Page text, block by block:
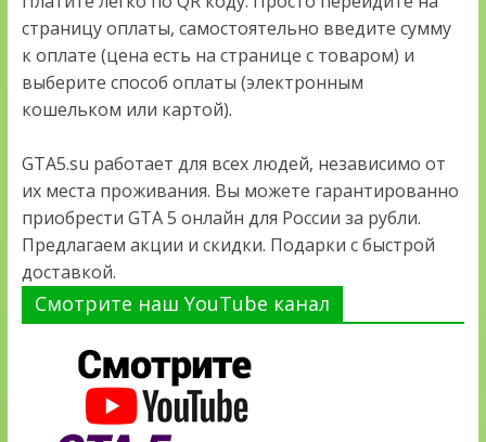
страницу оплаты, самостоятельно введите сумму
к оплате (цена есть на странице с товаром) и
выберите способ оплаты (электронным
кошельком или картой).
GTA5.su работает для всех людей, независимо от
их места проживания. Вы можете гарантированно
приобрести GTA 5 онлайн для России за рубли.
Предлагаем акции и скидки. Подарки с быстрой
доставкой.
Смотрите наш YouTube канал